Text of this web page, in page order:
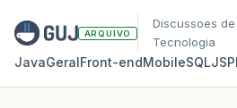
ARQUIVO
Discussoes
Tecnologia
JavaGeralFront‑endMobileSQLJS